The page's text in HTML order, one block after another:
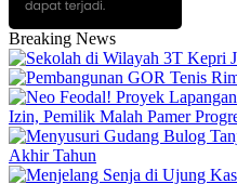
Breaking News
Izin, Pemilik Malah Pamer
Akhir Tahun